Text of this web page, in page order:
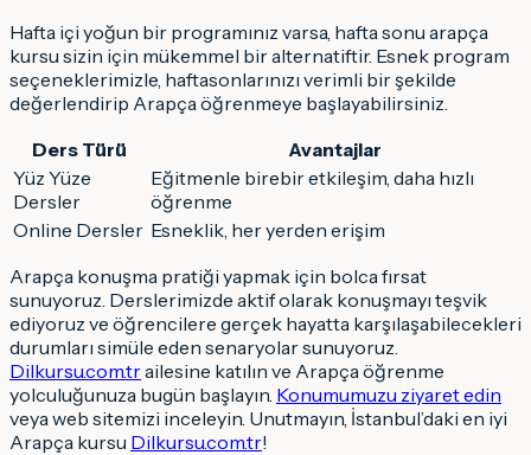
Hafta içi yoğun bir programınız varsa, hafta sonu arapça
kursu sizin için mükemmel bir alternatiftir. Esnek program
seçeneklerimizle, haftasonlarınızı verimli bir şekilde
değerlendirip Arapça öğrenmeye başlayabilirsiniz.
Ders Türü
Avantajlar
Yüz Yüze
Dersler
Eğitmenle birebir etkileşim, daha hızlı
öğrenme
Online Dersler Esneklik, her yerden erişim
Arapça konuşma pratiği yapmak için bolca fırsat
sunuyoruz. Derslerimizde aktif olarak konuşmayı teşvik
ediyoruz ve öğrencilere gerçek hayatta karşılaşabilecekleri
durumları simüle eden senaryolar sunuyoruz.
Dilkursu.com.trailesine katılın ve Arapça öğrenme
yolculuğunuza bugün başlayın. Konumumuzu ziyaret edin
veya web sitemizi inceleyin. Unutmayın, İstanbul’daki en iyi
Arapça kursu Dilkursu.com.tr!